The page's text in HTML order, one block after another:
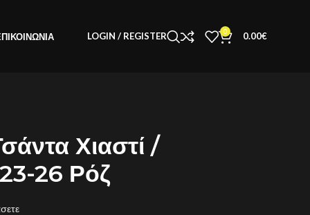
LOGIN / REGISTER 0 0.00€
Χιαστί /
26 Ρόζ